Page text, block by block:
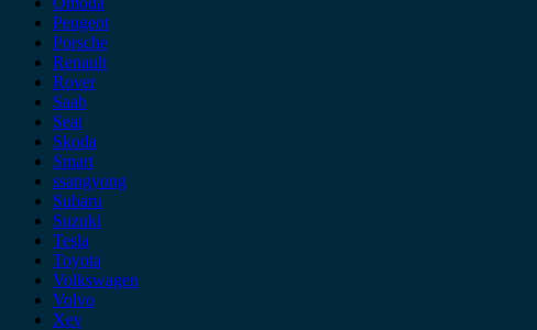
Peugeot
Porsche
Renault
Rover
Saab
Seat
Skoda
Smart
ssangyong
Subaru
Suzuki
Tesla
Toyota
Volkswagen
Volvo
Xev